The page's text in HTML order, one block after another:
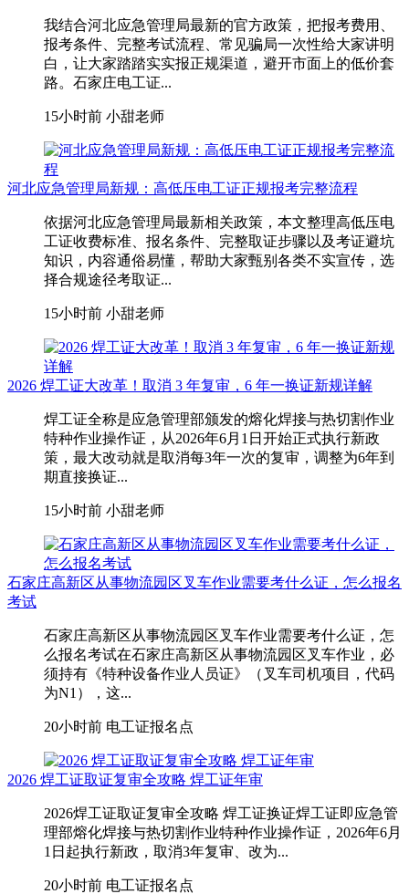
我结合河北应急管理局最新的官方政策，把报考费用、
报考条件、完整考试流程、常见骗局一次性给大家讲明
白，让大家踏踏实实报正规渠道，避开市面上的低价套
路。石家庄电工证...
15小时前 小甜老师
河北应急管理局新规：高低压电工证正规报考完整流程
依据河北应急管理局最新相关政策，本文整理高低压电
工证收费标准、报名条件、完整取证步骤以及考证避坑
知识，内容通俗易懂，帮助大家甄别各类不实宣传，选
择合规途径考取证...
15小时前 小甜老师
2026 焊工证大改革！取消 3 年复审，6 年一换证新规详解
焊工证全称是应急管理部颁发的熔化焊接与热切割作业
特种作业操作证，从2026年6月1日开始正式执行新政
策，最大改动就是取消每3年一次的复审，调整为6年到
期直接换证...
15小时前 小甜老师
石家庄高新区从事物流园区叉车作业需要考什么证，怎么报名
考试
石家庄高新区从事物流园区叉车作业需要考什么证，怎
么报名考试在石家庄高新区从事物流园区叉车作业，‌必
须持有《特种设备作业人员证》（叉车司机项目，代码
为N1）‌，这...
20小时前 电工证报名点
2026 焊工证取证复审全攻略 焊工证年审
2026焊工证取证复审全攻略 焊工证换证焊工证即应急管
理部熔化焊接与热切割作业特种作业操作证，2026年6月
1日起执行新政，取消3年复审、改为...
20小时前 电工证报名点